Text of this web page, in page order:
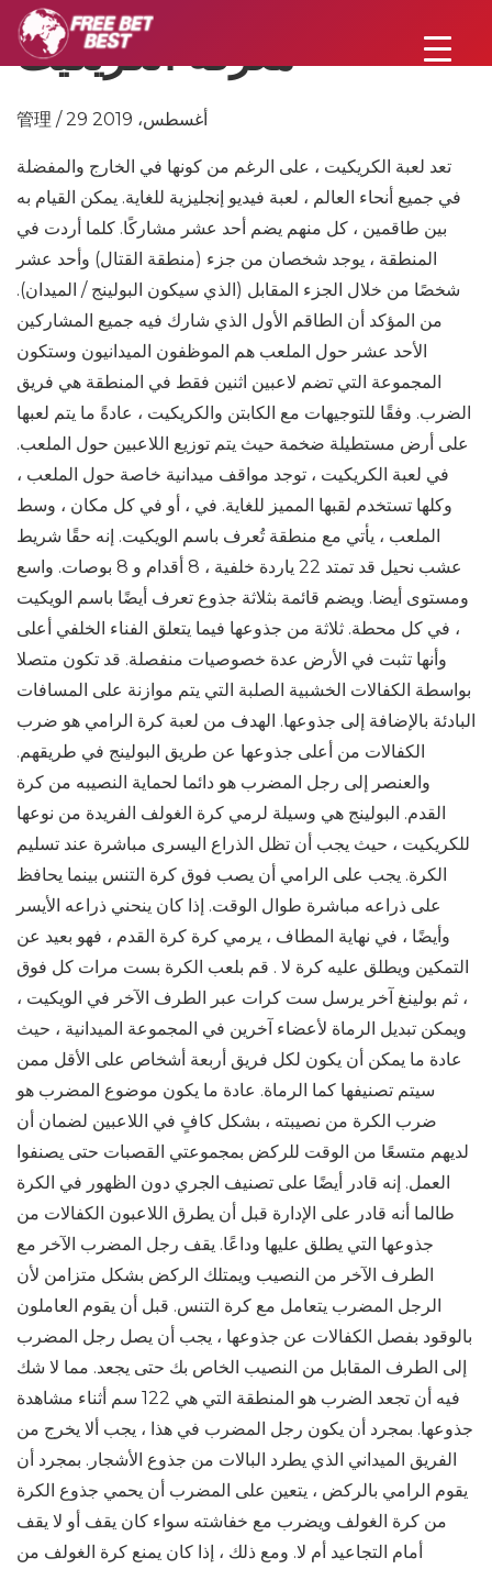
معرفة الكريكيت
管理 / 29 أغسطس، 2019
تعد لعبة الكريكيت ، على الرغم من كونها في الخارج والمفضلة
في جميع أنحاء العالم ، لعبة فيديو إنجليزية للغاية. يمكن القيام به
بين طاقمين ، كل منهم يضم أحد عشر مشاركًا. كلما أردت في
المنطقة ، يوجد شخصان من جزء (منطقة القتال) وأحد عشر
شخصًا من خلال الجزء المقابل (الذي سيكون البولينج / الميدان).
من المؤكد أن الطاقم الأول الذي شارك فيه جميع المشاركين
الأحد عشر حول الملعب هم الموظفون الميدانيون وستكون
المجموعة التي تضم لاعبين اثنين فقط في المنطقة هي فريق
الضرب. وفقًا للتوجيهات مع الكابتن والكريكيت ، عادةً ما يتم لعبها
على أرض مستطيلة ضخمة حيث يتم توزيع اللاعبين حول الملعب.
في لعبة الكريكيت ، توجد مواقف ميدانية خاصة حول الملعب ،
وكلها تستخدم لقبها المميز للغاية. في ، أو في كل مكان ، وسط
الملعب ، يأتي مع منطقة تُعرف باسم الويكيت. إنه حقًا شريط
عشب نحيل قد تمتد 22 ياردة خلفية ، 8 أقدام و 8 بوصات. واسع
ومستوى أيضا. ويضم قائمة بثلاثة جذوع تعرف أيضًا باسم الويكيت
، في كل محطة. ثلاثة من جذوعها فيما يتعلق الفناء الخلفي أعلى
وأنها تثبت في الأرض عدة خصوصيات منفصلة. قد تكون متصلا
بواسطة الكفالات الخشبية الصلبة التي يتم موازنة على المسافات
البادئة بالإضافة إلى جذوعها. الهدف من لعبة كرة الرامي هو ضرب
الكفالات من أعلى جذوعها عن طريق البولينج في طريقهم.
والعنصر إلى رجل المضرب هو دائما لحماية النصيبه من كرة
القدم. البولينج هي وسيلة لرمي كرة الغولف الفريدة من نوعها
للكريكيت ، حيث يجب أن تظل الذراع اليسرى مباشرة عند تسليم
الكرة. يجب على الرامي أن يصب فوق كرة التنس بينما يحافظ
على ذراعه مباشرة طوال الوقت. إذا كان ينحني ذراعه الأيسر
وأيضًا ، في نهاية المطاف ، يرمي كرة كرة القدم ، فهو بعيد عن
التمكين ويطلق عليه كرة لا . قم بلعب الكرة بست مرات كل فوق
، ثم بولينغ آخر يرسل ست كرات عبر الطرف الآخر في الويكيت ،
ويمكن تبديل الرماة لأعضاء آخرين في المجموعة الميدانية ، حيث
عادة ما يمكن أن يكون لكل فريق أربعة أشخاص على الأقل ممن
سيتم تصنيفها كما الرماة. عادة ما يكون موضوع المضرب هو
ضرب الكرة من نصيبته ، بشكل كافٍ في اللاعبين لضمان أن
لديهم متسعًا من الوقت للركض بمجموعتي القصبات حتى يصنفوا
العمل. إنه قادر أيضًا على تصنيف الجري دون الظهور في الكرة
طالما أنه قادر على الإدارة قبل أن يطرق اللاعبون الكفالات من
جذوعها التي يطلق عليها وداعًا. يقف رجل المضرب الآخر مع
الطرف الآخر من النصيب ويمتلك الركض بشكل متزامن لأن
الرجل المضرب يتعامل مع كرة التنس. قبل أن يقوم العاملون
بالوقود بفصل الكفالات عن جذوعها ، يجب أن يصل رجل المضرب
إلى الطرف المقابل من النصيب الخاص بك حتى يجعد. مما لا شك
فيه أن تجعد الضرب هو المنطقة التي هي 122 سم أثناء مشاهدة
جذوعها. بمجرد أن يكون رجل المضرب في هذا ، يجب ألا يخرج من
الفريق الميداني الذي يطرد البالات من جذوع الأشجار. بمجرد أن
يقوم الرامي بالركض ، يتعين على المضرب أن يحمي جذوع الكرة
من كرة الغولف ويضرب مع خفاشته سواء كان يقف أو لا يقف
أمام التجاعيد أم لا. ومع ذلك ، إذا كان يمنع كرة الغولف من